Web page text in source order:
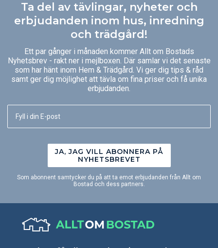
Ta del av tävlingar, nyheter och
erbjudanden inom hus, inredning
och trädgård!
Ett par gånger i månaden kommer Allt om Bostads
Nyhetsbrev - rakt ner i mejlboxen. Där samlar vi det senaste
som har hänt inom Hem & Trädgård. Vi ger dig tips & råd
samt ger dig möjlighet att tävla om fina priser och få unika
erbjudanden.
JA, JAG VILL ABONNERA PÅ
NYHETSBREVET
Som abonnent samtycker du på att ta emot erbjudanden från Allt om
Bostad och dess partners.